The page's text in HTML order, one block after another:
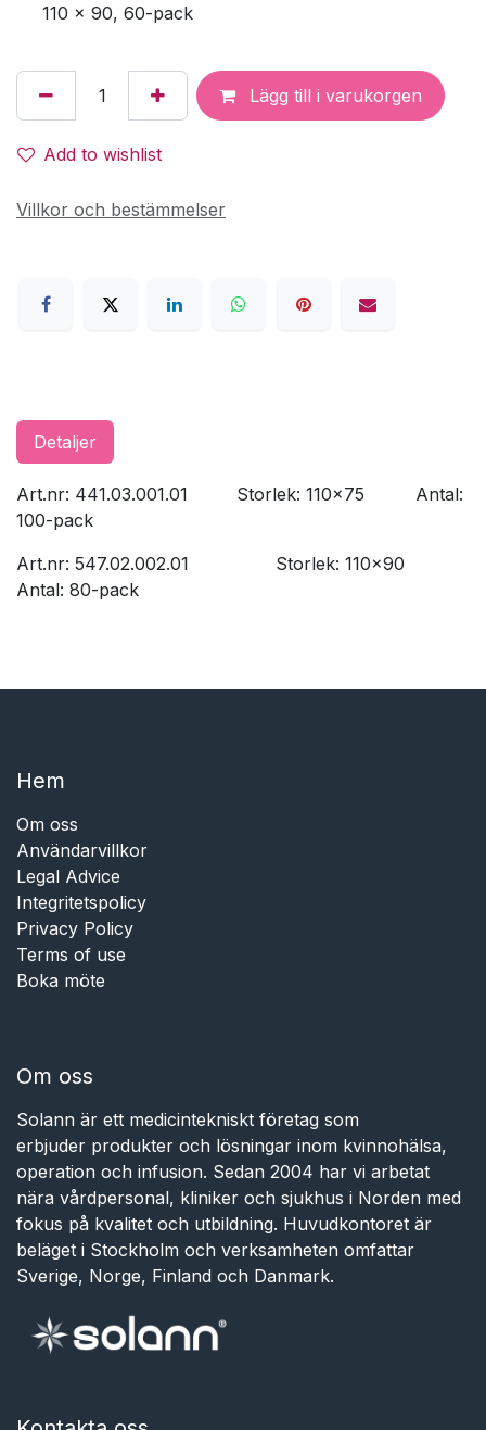
110 x 90, 60-pack
Lägg till i varukorgen
Add to wishlist
Villkor och bestämmelser
Detaljer
Art.nr: 441.03.001.01 ​Storlek: 110x75
​​Antal:
100-pack
Art.nr: 547.02.002.01
​Storlek: 110x90
Antal: 80-pack
Hem​​
Om oss
Användarvillkor
Legal Advice
Integritetspolicy
Privacy Policy
Terms of use
Boka möte
Om oss
Solann är ett medicintekniskt företag som
erbjuder produkter och lösningar inom kvinnohälsa,
operation och infusion. Sedan 2004 har vi arbetat
nära vårdpersonal, kliniker och sjukhus i Norden med
fokus på kvalitet och utbildning. Huvudkontoret är
beläget i Stockholm och verksamheten omfattar
Sverige, Norge, Finland och Danmark.